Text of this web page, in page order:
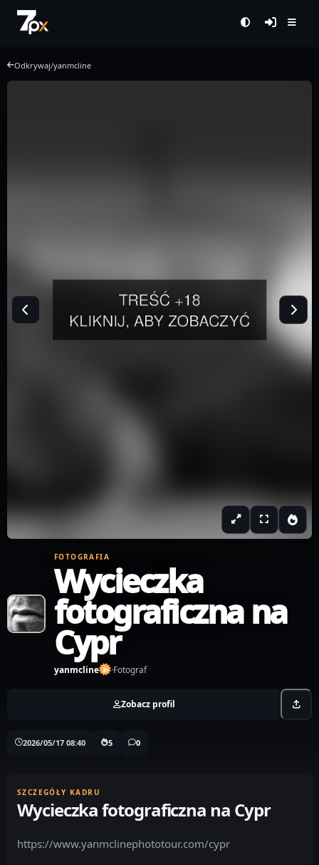
Odkrywaj/yanmcline
FOTOGRAFIA
Wycieczka
fotograficzna na
Cypr
yanmcline ·Fotograf
Zobacz profil
2026/05/17 08:40 5 0
SZCZEGÓŁY KADRU
Wycieczka fotograficzna na Cypr
https://www.yanmclinephototour.com/cypr